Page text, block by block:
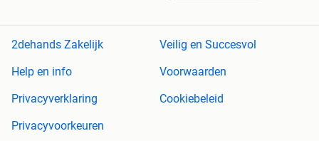
2dehands Zakelijk
Veilig en Succesvol
Help en info
Voorwaarden
Privacyverklaring
Cookiebeleid
Privacyvoorkeuren